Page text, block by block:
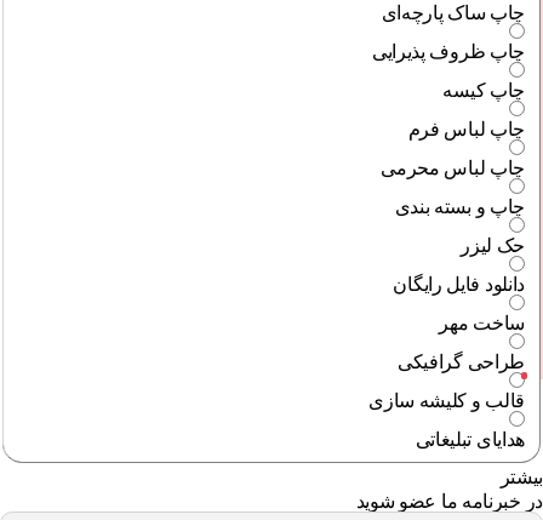
چاپ ساک پارچه‌ای
چاپ ظروف پذیرایی
چاپ کیسه
چاپ لباس فرم
چاپ لباس محرمی
چاپ و بسته بندی
حک لیزر
دانلود فایل رایگان
ساخت مهر
طراحی گرافیکی
قالب و کلیشه سازی
هدایای تبلیغاتی
خبرنامه ما عضو شوید